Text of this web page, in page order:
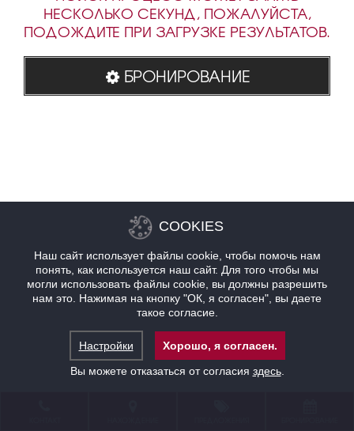
НЕСКОЛЬКО СЕКУНД, ПОЖАЛУЙСТА,
ПОДОЖДИТЕ ПРИ ЗАГРУЗКЕ РЕЗУЛЬТАТОВ.
БРОНИРОВАНИЕ
COOKIES
Наш сайт использует файлы cookie, чтобы помочь нам
понять, как используется наш сайт. Для того чтобы мы
могли использовать файлы cookie, вы должны разрешить
нам это. Нажимая на кнопку "ОК, я согласен", вы даете
такое согласие.
Настройки
Хорошо, я согласен.
Вы можете отказаться от согласия здесь.